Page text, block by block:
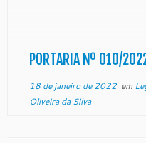
[…]
PORTARIA Nº 010/
18 de janeiro de 2022em
Oliveira da Silva